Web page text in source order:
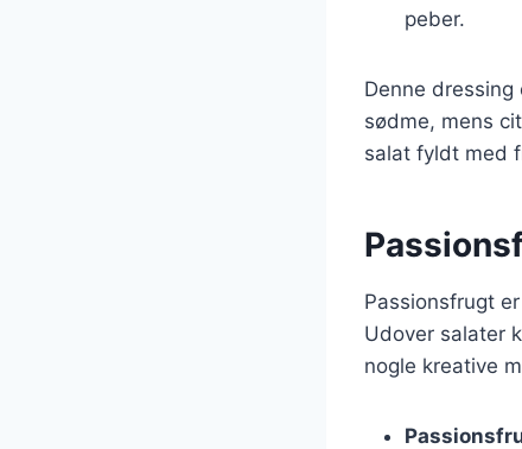
peber.
Denne
sødme, mens
salat fyldt med
Passionsfrugt
Udover salater
nogle kreative